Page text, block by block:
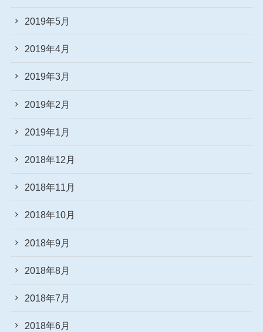
2019年5月
2019年4月
2019年3月
2019年2月
2019年1月
2018年12月
2018年11月
2018年10月
2018年9月
2018年8月
2018年7月
2018年6月